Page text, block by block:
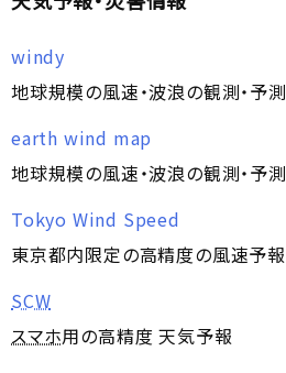
windy
地球規模の風速・波浪の観測・予測
earth wind map
地球規模の風速・波浪の観測・予測
Tokyo Wind Speed
東京都内限定の高精度の風速予報
SCW
スマホ用の高精度 天気予報